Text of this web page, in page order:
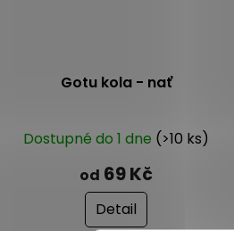
Gotu kola - nať
Dostupné do 1 dne (>10 ks)
od 69 Kč
Detail